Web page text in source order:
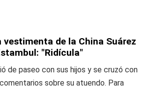
vestimenta de la China Suárez
"Ridícula"
de paseo con sus hijos y se cruzó con
sobre su atuendo. Para